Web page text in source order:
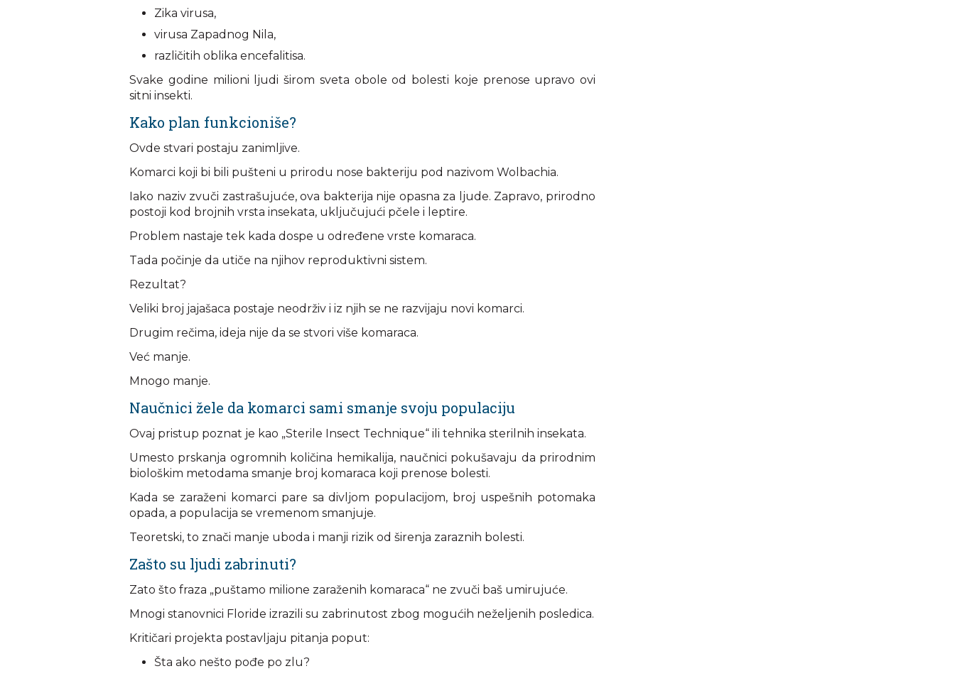
Zika virusa,
virusa Zapadnog Nila,
različitih oblika encefalitisa.
Svake godine milioni ljudi širom sveta obole od bolesti koje prenose upravo ovi
sitni insekti.
Kako plan funkcioniše?
Ovde stvari postaju zanimljive.
Komarci koji bi bili pušteni u prirodu nose bakteriju pod nazivom Wolbachia.
Iako naziv zvuči zastrašujuće, ova bakterija nije opasna za ljude. Zapravo, prirodno
postoji kod brojnih vrsta insekata, uključujući pčele i leptire.
Problem nastaje tek kada dospe u određene vrste komaraca.
Tada počinje da utiče na njihov reproduktivni sistem.
Rezultat?
Veliki broj jajašaca postaje neodrživ i iz njih se ne razvijaju novi komarci.
Drugim rečima, ideja nije da se stvori više komaraca.
Već manje.
Mnogo manje.
Naučnici žele da komarci sami smanje svoju populaciju
Ovaj pristup poznat je kao „Sterile Insect Technique“ ili tehnika sterilnih insekata.
Umesto prskanja ogromnih količina hemikalija, naučnici pokušavaju da prirodnim
biološkim metodama smanje broj komaraca koji prenose bolesti.
Kada se zaraženi komarci pare sa divljom populacijom, broj uspešnih potomaka
opada, a populacija se vremenom smanjuje.
Teoretski, to znači manje uboda i manji rizik od širenja zaraznih bolesti.
Zašto su ljudi zabrinuti?
Zato što fraza „puštamo milione zaraženih komaraca“ ne zvuči baš umirujuće.
Mnogi stanovnici Floride izrazili su zabrinutost zbog mogućih neželjenih posledica.
Kritičari projekta postavljaju pitanja poput:
Šta ako nešto pođe po zlu?